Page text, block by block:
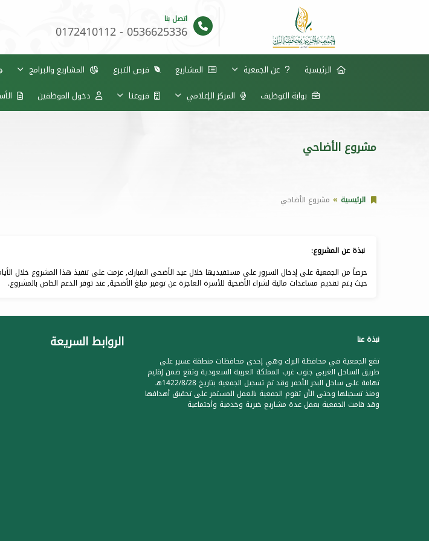
اتصل بنا
0172410112 - 0536625336
الرئيسية عن الجمعية المشاريع فرص التبرع المشاريع والبرامج
بوابة التوظيف
المركز الإعلامي فروعنا دخول الموظفين
مشروع الأضاحي
الرئيسية مشروع الأضاحي
نبذة عن المشروع:
حرصاً من الجمعية على إدخال السرور على مستفيديها خلال عيد الأضحى المبارك, عزمت على تنفيذ هذا المشروع خلال
حيث يتم تقديم مساعدات مالية لشراء الأضحية للأسرة العاجزة عن توفير مبلغ الأضحية, عند توفر الدعم الخاص بالمشروع.
نبذة عنا
تقع الجمعية في محافظة البرك وهي إحدى محافظات منطقة عسير على
طريق الساحل الغربي جنوب غرب المملكة العربية السعودية وتقع ضمن إقليم
تهامة على ساحل البحر الأحمر وقد تم تسجيل الجمعية بتاريخ 1422/8/28هـ
ومنذ تسجيلها وحتى الأن تقوم الجمعية بالعمل المستمر على تحقيق أهدافها
وقد قامت الجمعية بعمل عدة مشاريع خيرية وخدمية وأجتماعية
الروابط السريعة